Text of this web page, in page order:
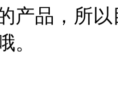
产品，所
。